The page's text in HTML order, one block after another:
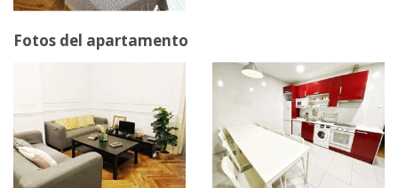
Fotos del apartamento